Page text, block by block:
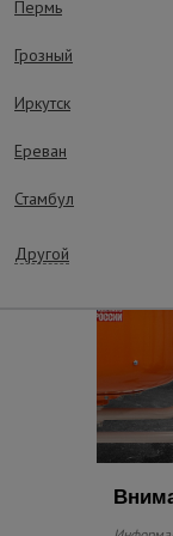
Пермь
Грозный
Иркутск
Ереван
Стамбул
Другой